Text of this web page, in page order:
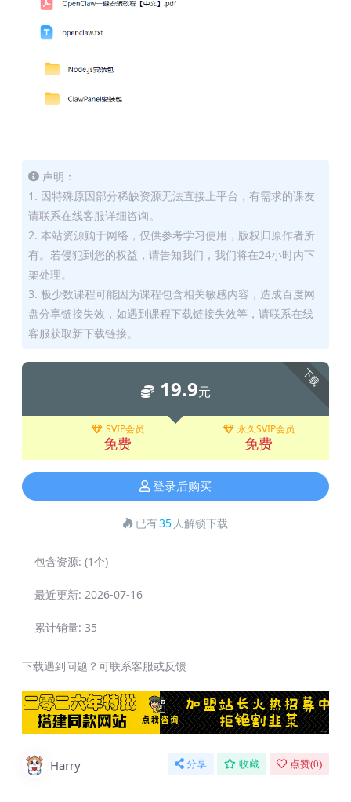
声明：
1. 因特殊原因部分稀缺资源无法直接上平台，有需求的课友
请联系在线客服详细咨询。
2. 本站资源购于网络，仅供参考学习使用，版权归原作者所
有。若侵犯到您的权益，请告知我们，我们将在24小时内下
架处理。
3. 极少数课程可能因为课程包含相关敏感内容，造成百度网
盘分享链接失效，如遇到课程下载链接失效等，请联系在线
客服获取新下载链接。
下载
19.9元
SVIP会员
免费
永久SVIP会员
免费
登录后购买
已有35 人解锁下载
包含资源: (1个)
最近更新: 2026-07-16
累计销量: 35
下载遇到问题？可联系客服或反馈
Harry 分享 收藏 点赞(0)